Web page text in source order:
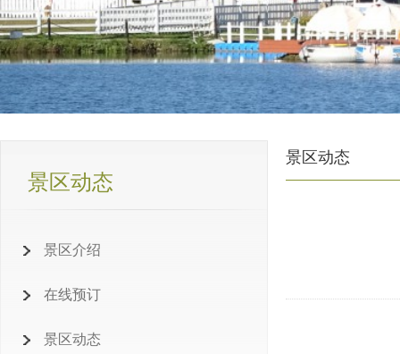
景区动态
景区介绍
在线预订
景区动态
景区动态